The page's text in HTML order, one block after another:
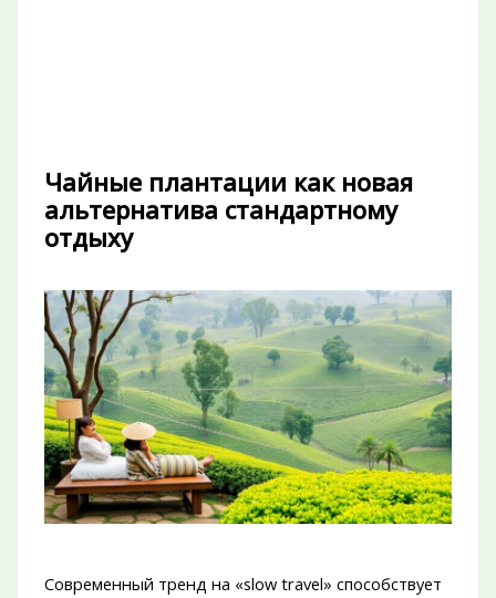
Чайные плантации как новая
альтернатива стандартному
отдыху
Современный тренд на «slow travel» способствует